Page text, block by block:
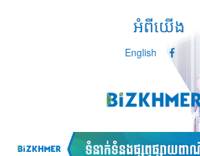
អំពីយើង
English